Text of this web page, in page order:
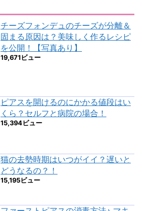
チーズフォンデュのチーズが分離＆
固まる原因は？美味しく作るレシピ
を公開！【写真あり】
19,671ビュー
ピアスを開けるのにかかる値段はい
くら？セルフと病院の場合！
15,394ビュー
猫の去勢時期はいつがイイ？遅いと
どうなるの？！
15,195ビュー